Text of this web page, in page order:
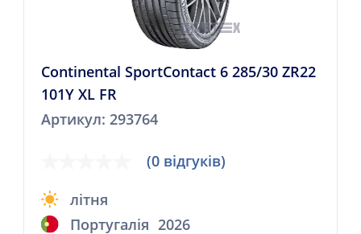
Continental SportContact 6 285/30 ZR22
101Y XL FR
Артикул: 293764
(0 відгуків)
літня
Португалія 2026